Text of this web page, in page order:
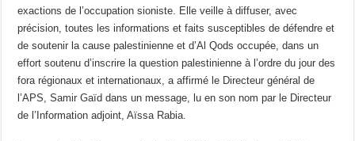
exactions de l’occupation sioniste. Elle veille à diffuser, avec
précision, toutes les informations et faits susceptibles de défendre et
de soutenir la cause palestinienne et d’Al Qods occupée, dans un
effort soutenu d’inscrire la question palestinienne à l’ordre du jour des
fora régionaux et internationaux, a affirmé le Directeur général de
l’APS, Samir Gaïd dans un message, lu en son nom par le Directeur
de l’Information adjoint, Aïssa Rabia.